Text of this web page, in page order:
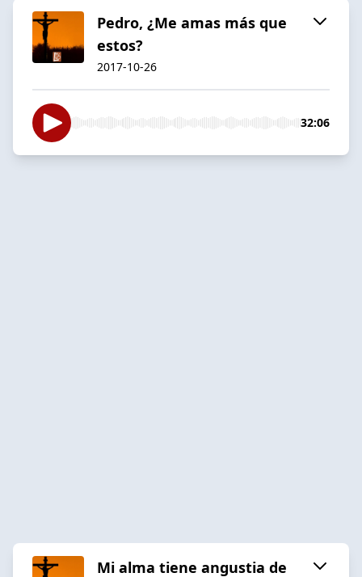
Pedro, ¿Me amas más que
estos?
2017-10-26
32:06
Mi alma tiene angustia de